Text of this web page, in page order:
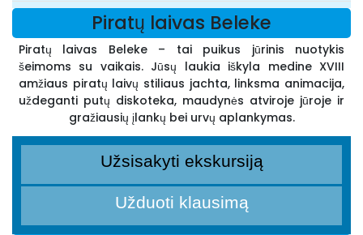
Piratų laivas Beleke
Piratų laivas Beleke – tai puikus jūrinis nuotykis
šeimoms su vaikais. Jūsų laukia iškyla medine XVIII
amžiaus piratų laivų stiliaus jachta, linksma animacija,
uždeganti putų diskoteka, maudynės atviroje jūroje ir
gražiausių įlankų bei urvų aplankymas.
Užsisakyti ekskursiją
Užduoti klausimą